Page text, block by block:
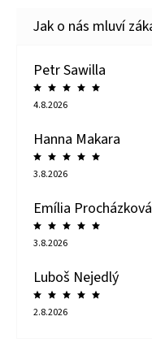
Petr Sawilla
4.8.2026
Hanna Makara
3.8.2026
Emília Procházková
3.8.2026
Luboš Nejedlý
2.8.2026